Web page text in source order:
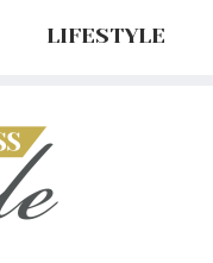
LIFESTYLE